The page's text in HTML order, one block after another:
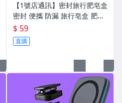
【1號店通訊】密封旅行肥皂盒
密封 便攜 防漏 旅行皂盒 肥皂
盒 瀝水皂盒 旅行 家用 攜帶式
外出皂盒 可拆洗【E11292】
$ 59
直購